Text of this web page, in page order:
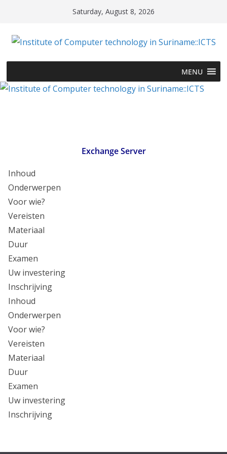
content
Saturday, August 8, 2026
MENU
Exchange Server
Inhoud
Onderwerpen
Voor wie?
Vereisten
Materiaal
Duur
Examen
Uw investering
Inschrijving
Inhoud
Onderwerpen
Voor wie?
Vereisten
Materiaal
Duur
Examen
Uw investering
Inschrijving